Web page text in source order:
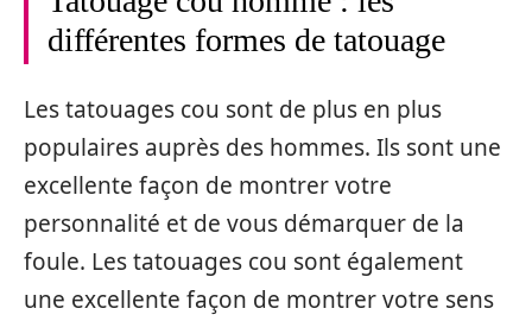
différentes formes de tatouage
Les tatouages cou sont de plus en plus
populaires auprès des hommes. Ils sont une
excellente façon de montrer votre
personnalité et de vous démarquer de la
foule. Les tatouages cou sont également
une excellente façon de montrer votre sens